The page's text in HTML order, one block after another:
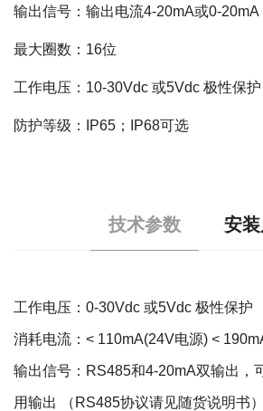
输出信号：输出电流4-20mA或0-20mA
最大圈数：16位
工作电压：10-30Vdc 或5Vdc 极性保护
防护等级：IP65；IP68可选
技术参数 安
工作电压：0-30Vdc 或5Vdc 极性保护
消耗电流：< 110mA(24V电源) <
输出信号：RS485和4-20mA双输出，
用输出 （RS485协议请见随货说明书）